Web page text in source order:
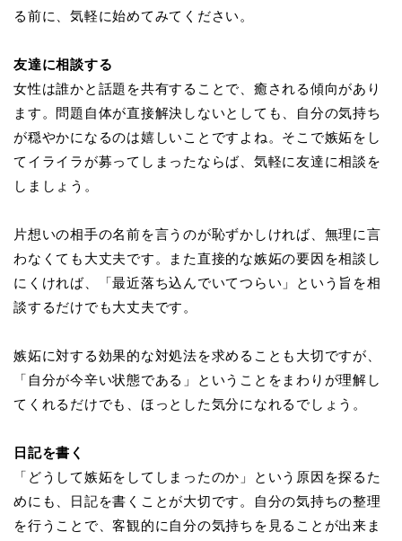
る前に、気軽に始めてみてください。
友達に相談する
女性は誰かと話題を共有することで、癒される傾向があり
ます。問題自体が直接解決しないとしても、自分の気持ち
が穏やかになるのは嬉しいことですよね。そこで嫉妬をし
てイライラが募ってしまったならば、気軽に友達に相談を
しましょう。
片想いの相手の名前を言うのが恥ずかしければ、無理に言
わなくても大丈夫です。また直接的な嫉妬の要因を相談し
にくければ、「最近落ち込んでいてつらい」という旨を相
談するだけでも大丈夫です。
嫉妬に対する効果的な対処法を求めることも大切ですが、
「自分が今辛い状態である」ということをまわりが理解し
てくれるだけでも、ほっとした気分になれるでしょう。
日記を書く
「どうして嫉妬をしてしまったのか」という原因を探るた
めにも、日記を書くことが大切です。自分の気持ちの整理
を行うことで、客観的に自分の気持ちを見ることが出来ま